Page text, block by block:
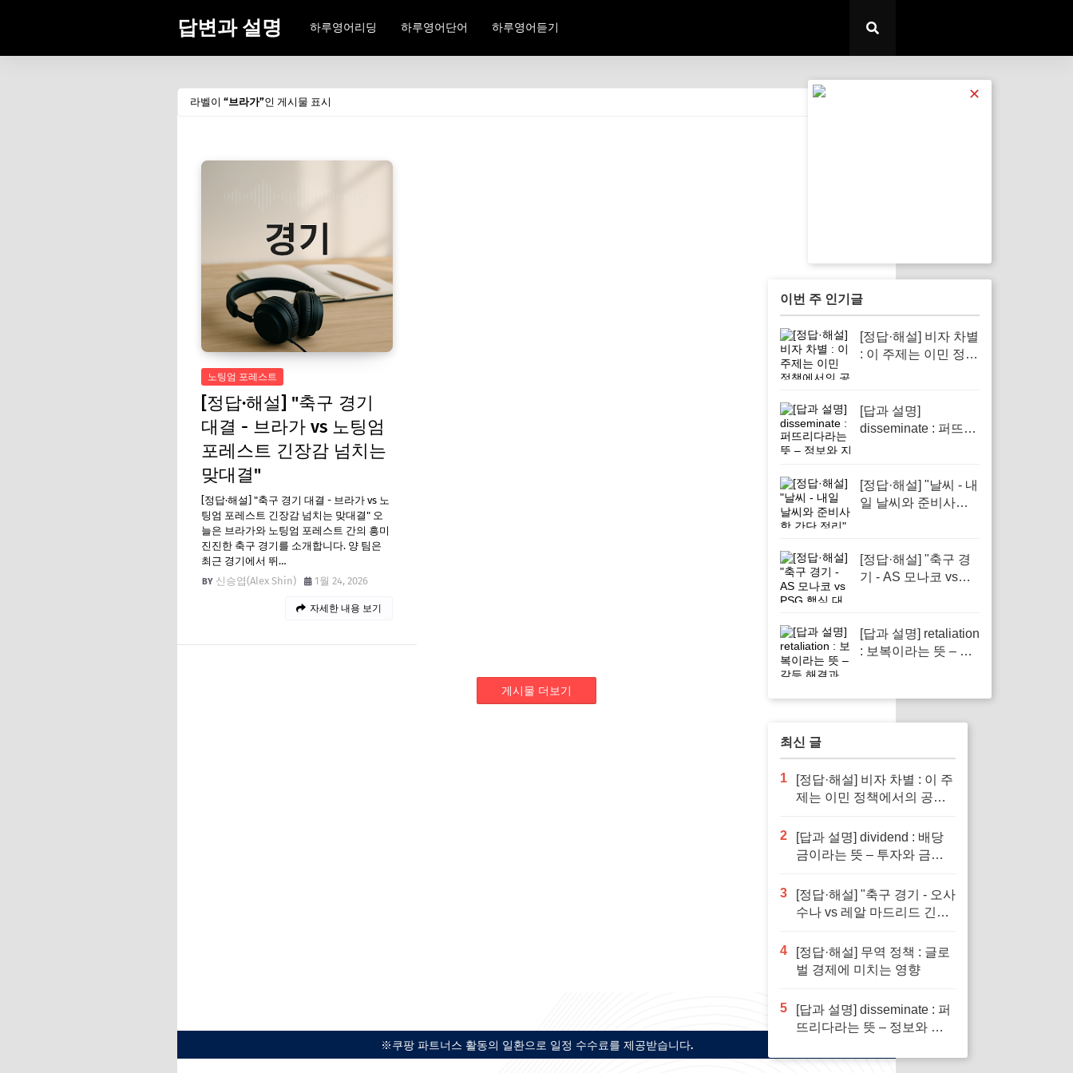
답변과 설명 하루영어리딩 하루영어단어 하루영어듣기
라벨이 브라가 인 게시물 표시
노팅엄 포레스트
[정답·해설] "축구 경기
대결 - 브라가 vs 노팅엄
포레스트 긴장감 넘치는
맞대결"
[정답·해설] "축구 경기 대결 - 브라가 vs 노
팅엄 포레스트 긴장감 넘치는 맞대결" 오
늘은 브라가와 노팅엄 포레스트 간의 흥미
진진한 축구 경기를 소개합니다. 양 팀은
최근 경기에서 뛰…
신승엽(Alex Shin)
1월 24, 2026
자세한 내용 보기
게시물 더보기
※쿠팡 파트너스 활동의 일환으로 일정 수수료를 제공받습니다.
✕
이번 주 인기글
[정답·해설] 비자 차별
: 이 주제는 이민 정책
[답과 설명]
disseminate : 퍼뜨리
수적인 역할을 하는
단어
[정답·해설] "날씨 - 내
일 날씨와 준비사항
[정답·해설] "축구 경
기 - AS 모나코 vs
[답과 설명] retaliation
: 보복이라는 뜻 – 갈
작용하는 단어입니다
최신 글
1
[정답·해설] 비자 차별 : 이 주
제는 이민 정책에서의 공정
2
[답과 설명] dividend : 배당
금이라는 뜻 – 투자와 금융
알아야 할 단어입니다
3
[정답·해설] "축구 경기 - 오사
수나 vs 레알 마드리드 긴장
4
[정답·해설] 무역 정책 : 글로
벌 경제에 미치는 영향
5
[답과 설명] disseminate : 퍼
뜨리다라는 뜻 – 정보와 지
할을 하는 단어